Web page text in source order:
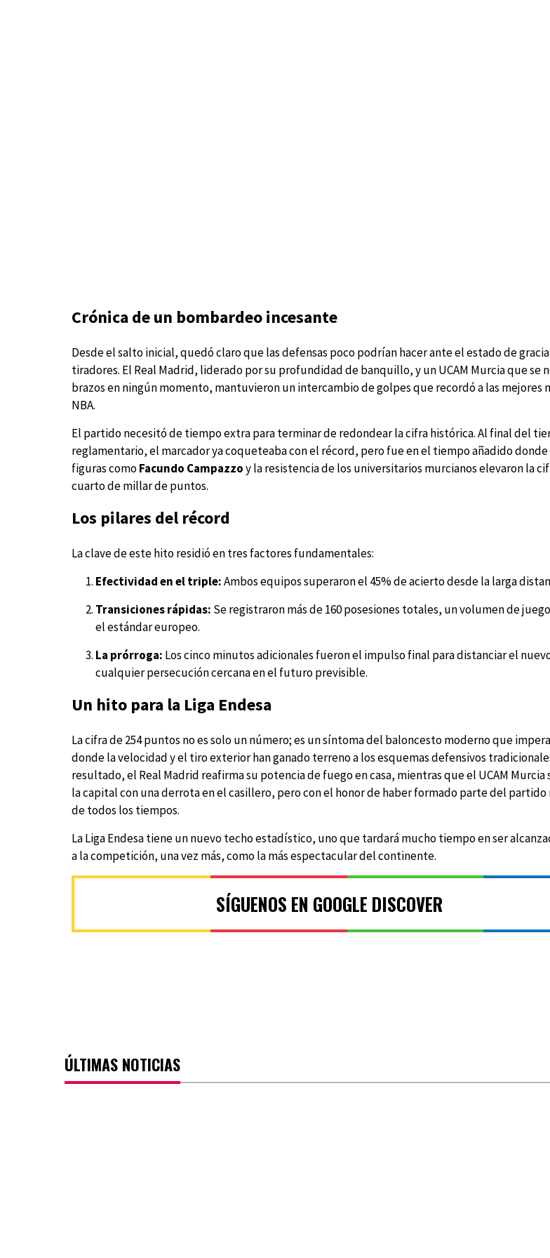
Crónica de un bombardeo incesante
Desde el salto inicial, quedó claro que las defensas poco podrían hacer ante el estado de
tiradores. El Real Madrid, liderado por su profundidad de banquillo, y un UCAM Murcia que se
brazos en ningún momento, mantuvieron un intercambio de golpes que recordó a las mejores
NBA.
El partido necesitó de tiempo extra para terminar de redondear la cifra histórica. Al final del
reglamentario, el marcador ya coqueteaba con el récord, pero fue en el tiempo añadido
figuras comoFacundo Campazzoy la resistencia de los universitarios murcianos elevaron la
cuarto de millar de puntos.
Los pilares del récord
La clave de este hito residió en tres factores fundamentales:
Efectividad en el triple:Ambos equipos superaron el 45% de acierto desde la larga
Transiciones rápidas: Se registraron más de 160 posesiones totales, un volumen de
el estándar europeo.
La prórroga: Los cinco minutos adicionales fueron el impulso final para distanciar el
cualquier persecución cercana en el futuro previsible.
Un hito para la Liga Endesa
La cifra de 254 puntos no es solo un número; es un síntoma del baloncesto moderno que
donde la velocidad y el tiro exterior han ganado terreno a los esquemas defensivos
resultado, el Real Madrid reafirma su potencia de fuego en casa, mientras que el UCAM Murcia
la capital con una derrota en el casillero, pero con el honor de haber formado parte del
de todos los tiempos.
La Liga Endesa tiene un nuevo techo estadístico, uno que tardará mucho tiempo en ser
a la competición, una vez más, como la más espectacular del continente.
SÍGUENOS EN GOOGLE DISCOVER
ÚLTIMAS NOTICIAS